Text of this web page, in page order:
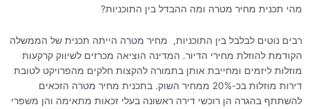
מהי תכנית מחיר מטרה ומה ההבדל בין התוכניות?
רבים נוטים לבלבל בין התוכניות, מחיר מטרה הייתה תכנית של הממשלה
הקודמת להוזלת מחירי הדיור. המדינה הוציאה מכרזים לשיווק קרקעות
מוזלות ליזמים ומחייבת אותן בתמורה להקצות חלקים מהפרויקט לטובת
דירות מוזלות בכ-20% ממחיר השוק. בתכנית מחיר מטרה הזכאים
להשתתף בהגרה הן רוכשי דירה ראשונה בעלי זכאות מתאימה והן משפרי